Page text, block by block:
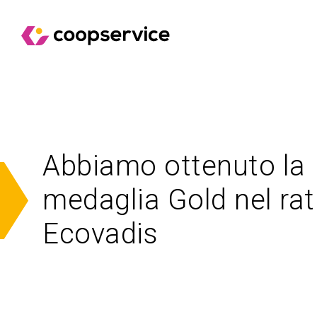
Abbiamo ottenuto la
medaglia Gold nel
Ecovadis